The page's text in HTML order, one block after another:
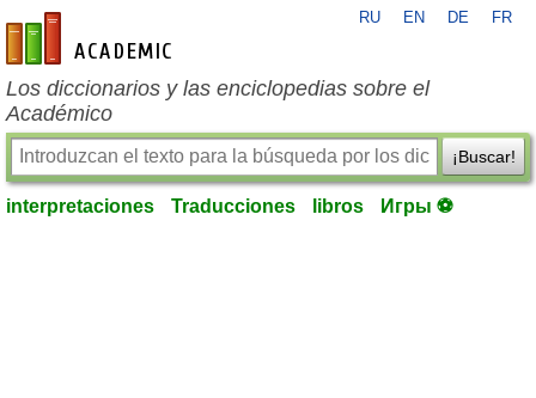
es-academic.com
RU EN DE FR
Los diccionarios y las enciclopedias sobre el
Académico
¡Buscar!
interpretaciones Traducciones libros Игры ⚽